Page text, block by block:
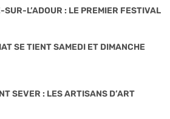
SUR-L’ADOUR : LE PREMIER FESTIVAL
SE TIENT SAMEDI ET DIMANCHE
SEVER : LES ARTISANS D’ART